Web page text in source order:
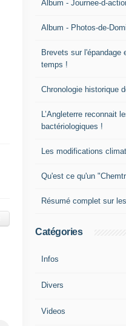
Album - Journee-d-
Album - Photos-de-
Brevets sur l'épandage
temps !
Chronologie historique
L’Angleterre reconnait
bactériologiques !
Les modifications
Qu'est ce qu'un
Résumé complet sur
Catégories
Infos
Divers
Videos